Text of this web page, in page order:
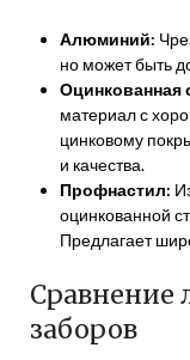
Алюминий:
но может быть
Оцинкованная
материал с
цинковому
и качества.
Профнастил:
оцинкованной
Предлагает
Сравнение
заборов